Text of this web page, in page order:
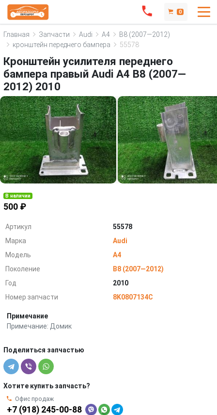
0
Главная Запчасти Audi A4
B8 (2007—2012)
кронштейн переднего бампера
55578
Кронштейн усилителя переднего
бампера правый Audi A4 B8 (2007—
2012) 2010
В наличии
500 ₽
Артикул
55578
Марка
Audi
Модель
A4
Поколение
B8 (2007—2012)
Год
2010
Номер запчасти
8K0807134C
Примечание
Примечание: Домик
Поделиться запчастью
Хотите купить запчасть?
Офис продаж
+7 (918) 245-00-88